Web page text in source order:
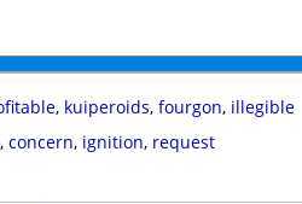
, kuiperoids, fourgon, illegible
, concern, ignition, request